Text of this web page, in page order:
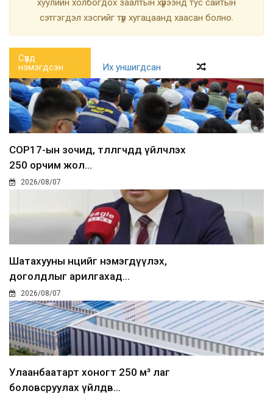
хуулийн холбогдох заалтын хүрээнд тус сайтын
сэтгэгдэл хэсгийг түр хугацаанд хаасан болно.
Сүүлд
нэмэгдсэн
Их уншигдсан
COP17-ын зочид, төлөөлөгчдөд үйлчлэх
250 орчим жол...
2026/08/07
Шатахууны нөөцийг нэмэгдүүлэх,
доголдлыг арилгахад...
2026/08/07
Улаанбаатарт хоногт 250 м³ лаг
боловсруулах үйлдв...